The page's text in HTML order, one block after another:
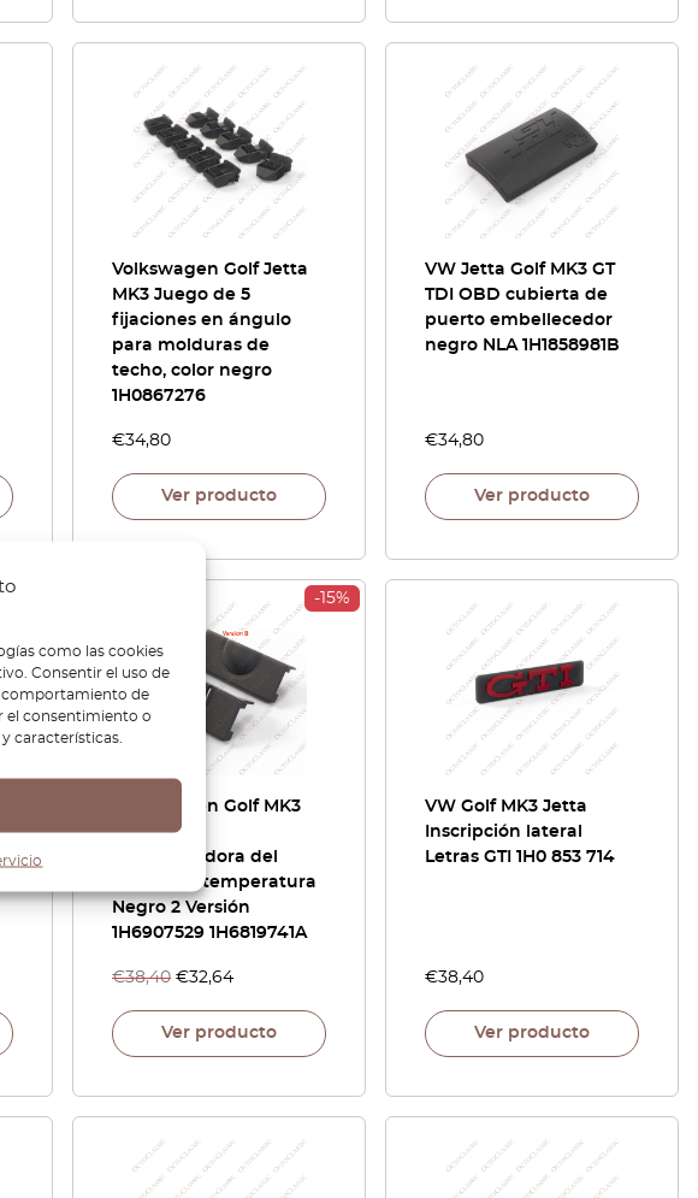
como las cookies
Consentir el uso de
comportamiento de
el consentimiento o
características.
Volkswagen Golf Jetta
MK3 Juego de 5
fijaciones en ángulo
para molduras de
techo, color negro
1H0867276
€34,80
Ver producto
VW Jetta Golf MK3 GT
TDI OBD cubierta de
puerto embellecedor
negro NLA 1H1858981B
€34,80
Ver producto
-15%
Volkswagen Golf MK3
Cubierta
embellecedora del
sensor de temperatura
Negro 2 Versión
1H6907529 1H6819741A
€38,40 €32,64
Ver producto
VW Golf MK3 Jetta
Inscripción lateral
Letras GTI 1H0 853 714
€38,40
Ver producto